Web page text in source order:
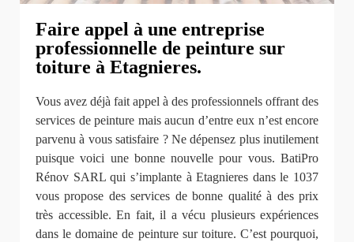
Faire appel à une entreprise
professionnelle de peinture sur
toiture à Etagnieres.
Vous avez déjà fait appel à des professionnels offrant des
services de peinture mais aucun d’entre eux n’est encore
parvenu à vous satisfaire ? Ne dépensez plus inutilement
puisque voici une bonne nouvelle pour vous. BatiPro
Rénov SARL qui s’implante à Etagnieres dans le 1037
vous propose des services de bonne qualité à des prix
très accessible. En fait, il a vécu plusieurs expériences
dans le domaine de peinture sur toiture. C’est pourquoi,